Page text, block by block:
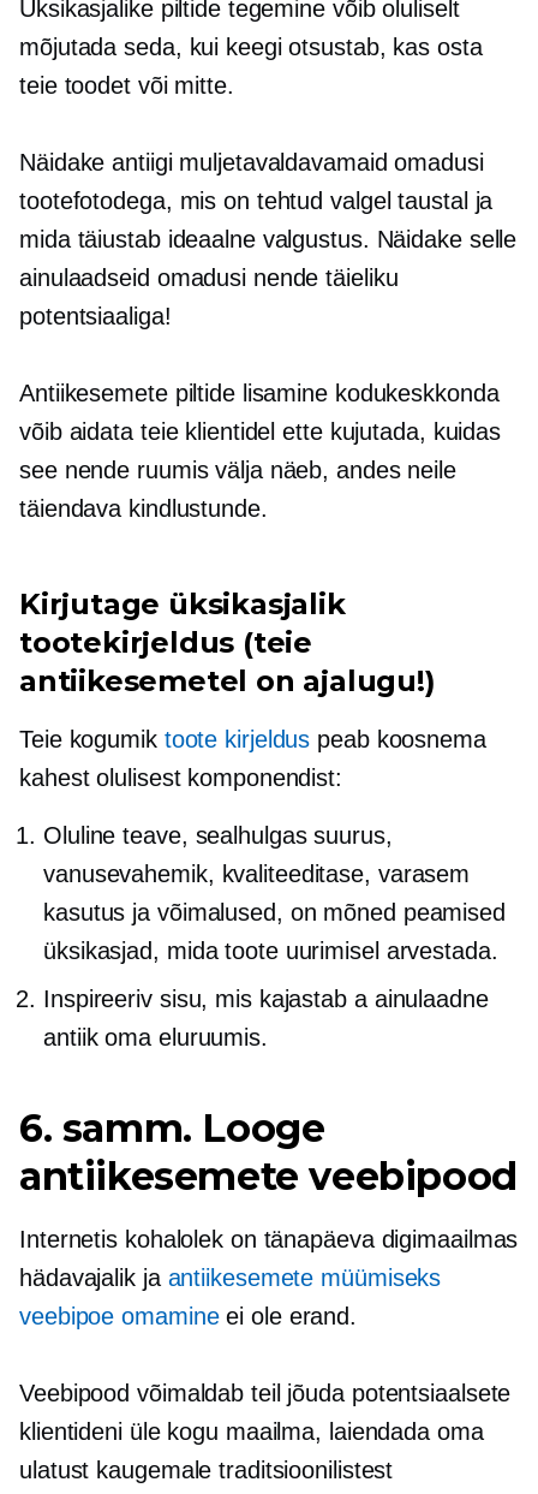
Üksikasjalike piltide tegemine võib oluliselt
mõjutada seda, kui keegi otsustab, kas osta
teie toodet või mitte.
Näidake antiigi muljetavaldavamaid omadusi
tootefotodega, mis on tehtud valgel taustal ja
mida täiustab ideaalne valgustus. Näidake selle
ainulaadseid omadusi nende täieliku
potentsiaaliga!
Antiikesemete piltide lisamine kodukeskkonda
võib aidata teie klientidel ette kujutada, kuidas
see nende ruumis välja näeb, andes neile
täiendava kindlustunde.
Kirjutage üksikasjalik
tootekirjeldus (teie
antiikesemetel on ajalugu!)
Teie kogumik toote kirjeldus peab koosnema
kahest olulisest komponendist:
Oluline teave, sealhulgas suurus,
vanusevahemik, kvaliteeditase, varasem
kasutus ja võimalused, on mõned peamised
üksikasjad, mida toote uurimisel arvestada.
Inspireeriv sisu, mis kajastab a ainulaadne
antiik oma eluruumis.
6. samm. Looge
antiikesemete veebipood
Internetis kohalolek on tänapäeva digimaailmas
hädavajalik ja antiikesemete müümiseks
veebipoe omamineei ole erand.
Veebipood võimaldab teil jõuda potentsiaalsete
klientideni üle kogu maailma, laiendada oma
ulatust kaugemale traditsioonilistest